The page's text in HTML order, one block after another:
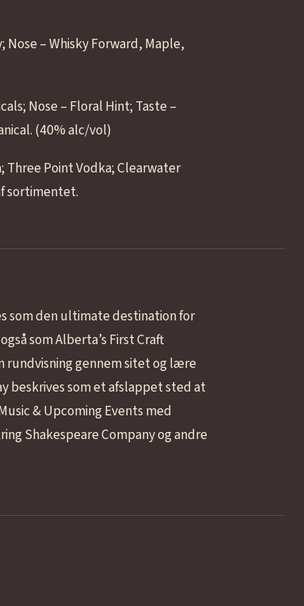
Nose – Whisky Forward, Maple,
Nose – Floral Hint; Taste –
(40% alc/vol)
Three Point Vodka; Clearwater
sortimentet.
som den ultimate destination for
som Alberta’s First Craft
rundvisning gennem sitet og lære
beskrives som et afslappet sted at
& Upcoming Events med
Shakespeare Company og andre